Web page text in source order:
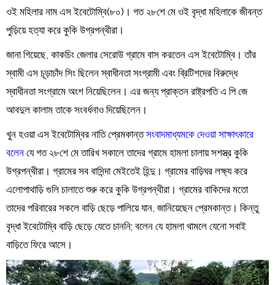
ওই মহিলার নাম এস ইবেটোম্বি(৮০)। গত ২৮শে মে ওই বৃদ্ধা মহিলাকে জীবন্ত
পুড়িয়ে হত্যা করে কুকি উগ্রপন্থীরা।
জানা গিয়েছে, কাকচিং জেলার সেরোউ গ্রামে বাস করতেন এস ইবেটোম্বি। তাঁর
স্বামী এস চূড়াচাঁদ সিং ছিলেন স্বাধীনতা সংগ্রামী এবং ব্রিটিশদের বিরুদ্ধে
স্বাধীনতা সংগ্রামে অংশ নিয়েছিলেন। এর জন্য প্রাক্তন রাষ্ট্রপতি এ পি জে
আবদুল কালাম তাকে সংবর্ধনাও দিয়েছিলেন।
খুন হওয়া এস ইবেটোম্বির নাতি প্রেমকান্তসংবাদমাধ্যমকে দেওয়া সাক্ষাৎকারে
বলেন যে গত ২৮শে মে তারিখ সকালে তাদের গ্রামে হামলা চালায় সশস্ত্র কুকি
উগ্রপন্থীরা। গ্রামের সব বাসিন্দা মেইতেই হিন্দু। গ্রামের বাড়িঘর লক্ষ্য করে
এলোপাথাড়ি গুলি চালাতে শুরু করে কুকি উগ্রপন্থীরা। গ্রামের বাকিদের মতো
তাদের পরিবারের সকলে বাড়ি ছেড়ে পালিয়ে যান, জানিয়েছেন প্রেমকান্ত। কিন্তু
বৃদ্ধা ইবেটোম্বি বাড়ি ছেড়ে যেতে চাননি; বলেন যে হামলা থামলে যেনো সবাই
বাড়িতে ফিরে আসে।